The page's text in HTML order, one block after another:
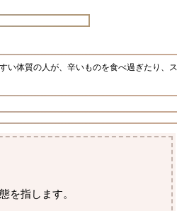
い体質の人が、辛いものを食べ過ぎたり、ス
を指します。